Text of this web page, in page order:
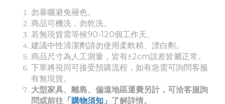
勿暴曬避免褪色。
商品可機洗，勿乾洗。
若無現貨需等候90-120個工作天。
建議中性清潔劑請勿使用柔軟精、漂白劑。
商品尺寸為人工測量，皆有±2cm誤差皆屬正常。
下單將視同可接受預購流程，如有急需可詢問客服
有無現貨。
大型家具、離島、偏遠地區運費另計，可洽客服詢
問或前往 「購物須知」 了解詳情。